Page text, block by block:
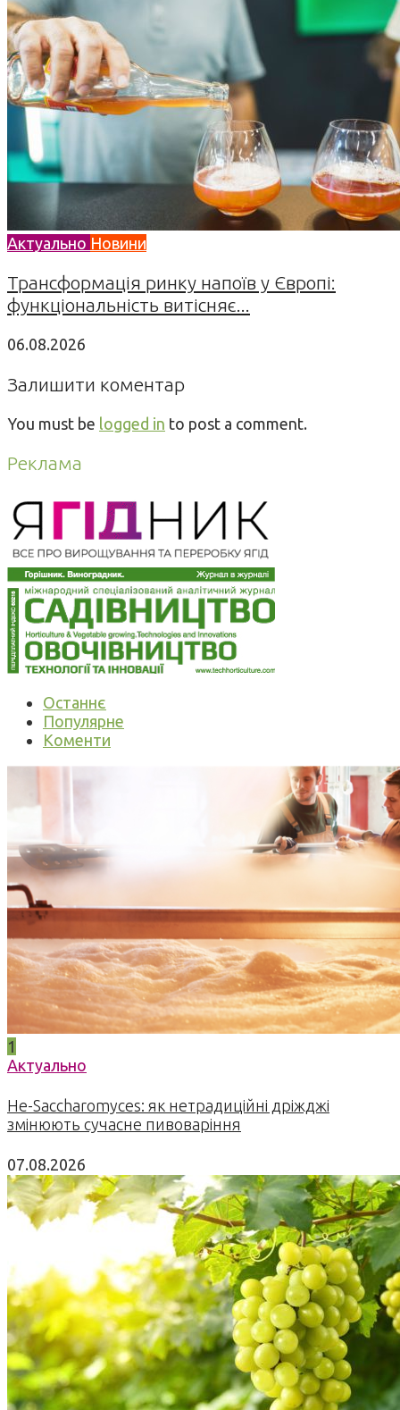
Актуально Новини
Трансформація ринку напоїв у Європі:
функціональність витісняє...
06.08.2026
Залишити коментар
You must be logged in to post a comment.
Реклама
Останнє
Популярне
Коменти
1
Актуально
Не-Saccharomyces: як нетрадиційні дріжджі
змінюють сучасне пивоваріння
07.08.2026